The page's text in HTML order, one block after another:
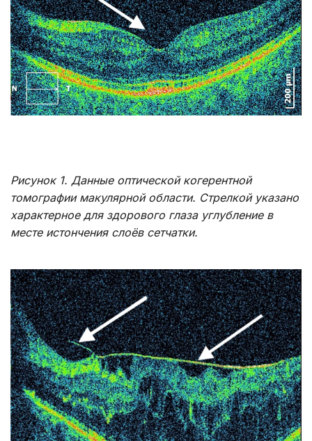
Рисунок 1. Данные оптической когерентной
томографии макулярной области. Стрелкой указано
характерное для здорового глаза углубление в
месте истончения слоёв сетчатки.